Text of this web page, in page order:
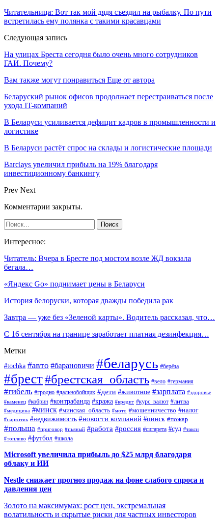
Читательница: Вот так мой дядя съездил на рыбалку. По пути
встретилась ему полянка с такими красавцами
Следующая запись
На улицах Бреста сегодня было очень много сотрудников
ГАИ. Почему?
Вам также могут понравиться Еще от автора
Беларуский рынок офисов продолжает перестраиваться после
ухода IT-компаний
В Беларуси усиливается дефицит кадров в промышленности и
логистике
В Беларуси растёт спрос на склады и логистические площади
Barclays увеличил прибыль на 19% благодаря
инвестиционному банкингу
Prev Next
Комментарии закрыты.
Интересное:
Читатель: Вчера в Бресте под мостом возле ЖД вокзала
бегала…
«Яндекс Go» поднимает цены в Беларуси
История белоруски, которая дважды победила рак
Завтра — уже без «Зеленой карты». Водитель рассказал, что…
С 16 сентября на границе заработает платная дезинфекция…
Метки
#tochka #авто #барановичи #беларусь #берёза
#брест#брестская_область #вело #германия
#гибель #гродно #дальнобойщик #дети #животное #зарплата #здоровье
#каменец #кобрин #контрабанда #кража #кредит #курс_валют #литва
#медицина #минск #минская_область #мото #мошенничество #налог
#наркотик #недвижимость #новости компаний #пинск #пожар
#польша #приговор #пьяный #работа #россия #сигарета #суд #такси
#топливо #футбол #школа
Microsoft увеличила прибыль до $25 млрд благодаря
облаку и ИИ
Nestle снижает прогноз продаж на фоне слабого спроса и
давления цен
Золото на максимумах: рост цен, экстремальная
волатильность и скрытые риски для частных инвесторов